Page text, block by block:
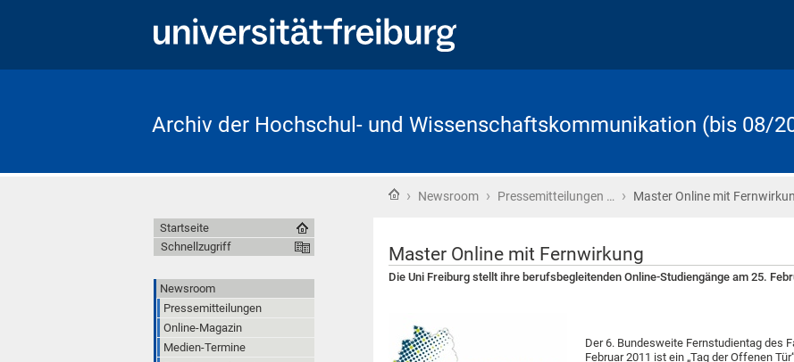
Archiv der Hochschul- und Wissenschaftskommunikation (bis 08/
Startseite
› Newsroom › Pressemitteilungen … › Master Online mit
Master Online mit Fernwirkung
Die Uni Freiburg stellt ihre berufsbegleitenden Online-Studiengänge am 25.
Der 6. Bundesweite Fernstudientag des
Februar 2011 ist ein „Tag der Offenen
Startseite
Schnellzugriff
Newsroom
Pressemitteilungen
Online-Magazin
Medien-Termine